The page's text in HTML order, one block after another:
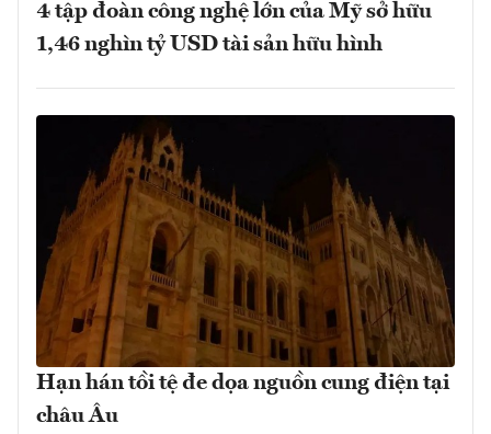
4 tập đoàn công nghệ lớn của Mỹ sở hữu
1,46 nghìn tỷ USD tài sản hữu hình
Hạn hán tồi tệ đe dọa nguồn cung điện tại
châu Âu